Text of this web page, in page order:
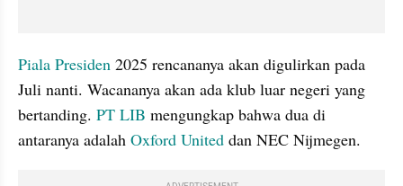
Piala Presiden 2025 rencananya akan digulirkan pada
Juli nanti. Wacananya akan ada klub luar negeri yang
bertanding. PT LIB mengungkap bahwa dua di
antaranya adalah Oxford United dan NEC Nijmegen.